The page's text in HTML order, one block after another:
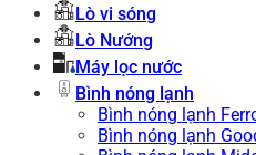
Lò vi sóng
Lò Nướng
Máy lọc nước
Bình nóng lạnh
Bình nóng lạnh
Bình nóng lạnh